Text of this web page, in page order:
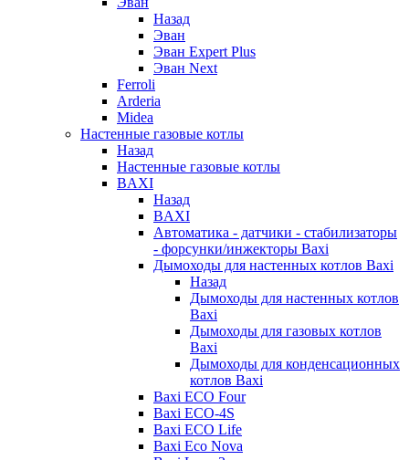
Назад
Эван
Эван Expert Plus
Эван Next
Ferroli
Arderia
Midea
Настенные газовые котлы
Назад
Настенные газовые котлы
BAXI
Назад
BAXI
Автоматика - датчики - стабилизаторы
- форсунки/инжекторы Baxi
Дымоходы для настенных котлов Baxi
Назад
Дымоходы для настенных котлов
Baxi
Дымоходы для газовых котлов
Baxi
Дымоходы для конденсационных
котлов Baxi
Baxi ECO Four
Baxi ECO-4S
Baxi ECO Life
Baxi Eco Nova